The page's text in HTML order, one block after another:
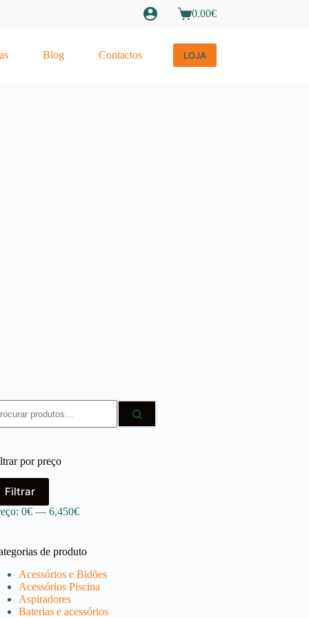
Carrinho
compras
0.00€
Blog Contactos LOJA
por preço
Filtrar
0€ —6,450€
de produto
Acessórios e Bidões
Acessórios Piscina
Aspiradores
Baterias e acessórios